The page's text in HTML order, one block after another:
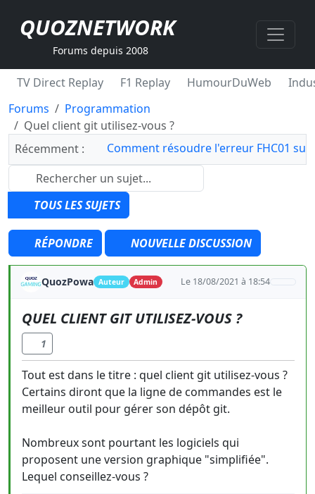
QUOZNETWORK
Forums depuis 2008
TV Direct Replay F1 Replay HumourDuWeb
Forums
Programmation
Quel client git utilisez-vous ?
Récemment :
Comment résoudre l'erreur FHC01 sur
TOUS LES SUJETS
RÉPONDRE NOUVELLE DISCUSSION
QuozPowa Auteur Admin Le 18/08/2021 à 18:54
QUEL CLIENT GIT UTILISEZ-VOUS ?
1
Tout est dans le titre : quel client git utilisez-vous ?
Certains diront que la ligne de commandes est le
meilleur outil pour gérer son dépôt git.
Nombreux sont pourtant les logiciels qui
proposent une version graphique "simplifiée".
Lequel conseillez-vous ?